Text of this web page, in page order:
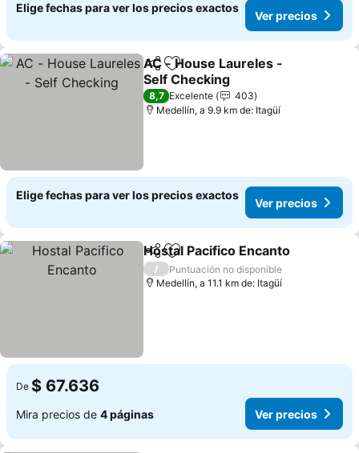
Elige fechas para ver los precios exactos
Ver precios
CompartirAgregar a favoritos
AC - House Laureles -
Self Checking
Ver precios
8,7 Excelente
403
Medellín, a 9.9 km de: Itagüí
Elige fechas para ver los precios exactos
Ver precios
CompartirAgregar a favoritos
Hostal Pacifico Encanto
/
Puntuación no disponible
Medellín, a 11.1 km de: Itagüí
De $ 67.636
Mira precios de 4 páginas Ver precios